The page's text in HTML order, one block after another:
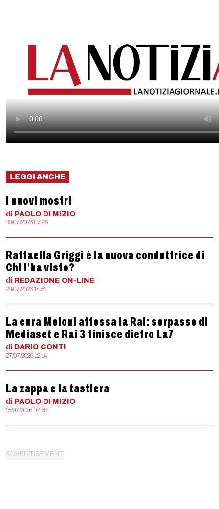
LEGGI ANCHE
I nuovi mostri
di PAOLO DI MIZIO
30/07/2026 07:46
Raffaella Griggi è la nuova conduttrice di
Chi l’ha visto?
di REDAZIONE ON-LINE
28/07/2026 14:51
La cura Meloni affossa la Rai: sorpasso di
Mediaset e Rai 3 finisce dietro La7
di DARIO CONTI
27/07/2026 12:14
La zappa e la tastiera
di PAOLO DI MIZIO
15/07/2026 07:58